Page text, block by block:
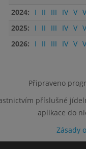
2024:
I II III IV V
2025:
I II III IV V
2026:
I II III IV V
Připraveno
příslušné
aplikace do
Zásady